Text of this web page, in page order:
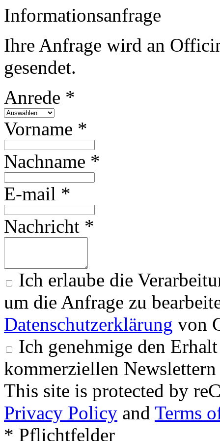
Informationsanfrage
Ihre Anfrage wird an
gesendet.
Anrede *
Vorname *
Nachname *
E-mail *
Nachricht *
Ich erlaube die
um die Anfrage zu
Datenschutzerklärung von
Ich genehmige den
kommerziellen
This site is protected by
Privacy Policy and Terms
* Pflichtfelder